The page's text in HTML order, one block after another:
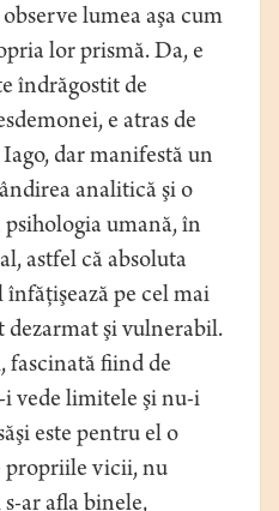
lumea aşa cum
lor prismă. Da, e
îndrăgostit de
e atras de
dar manifestă un
analitică şi o
umană, în
astfel că absoluta
pe cel mai
şi vulnerabil.
fascinată fiind de
vede limitele şi nu-i
este pentru el o
propriile vicii, nu